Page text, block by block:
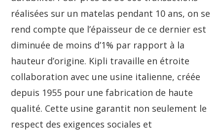
réalisées sur un matelas pendant 10 ans, on se
rend compte que l’épaisseur de ce dernier est
diminuée de moins d’1% par rapport à la
hauteur d’origine. Kipli travaille en étroite
collaboration avec une usine italienne, créée
depuis 1955 pour une fabrication de haute
qualité. Cette usine garantit non seulement le
respect des exigences sociales et